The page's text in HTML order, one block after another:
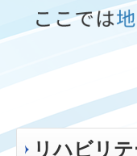
医師の紹介
内科
リハビリ